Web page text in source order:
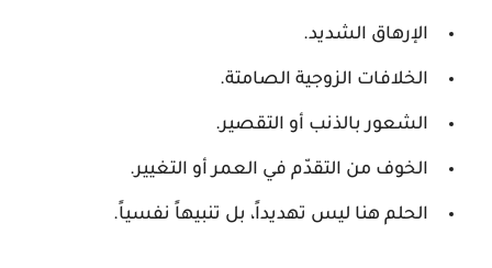
الإرهاق الشديد.
الخلافات الزوجية الصامتة.
الشعور بالذنب أو التقصير.
الخوف من التقدّم في العمر أو التغيير.
الحلم هنا ليس تهديداً، بل تنبيهاً نفسياً.